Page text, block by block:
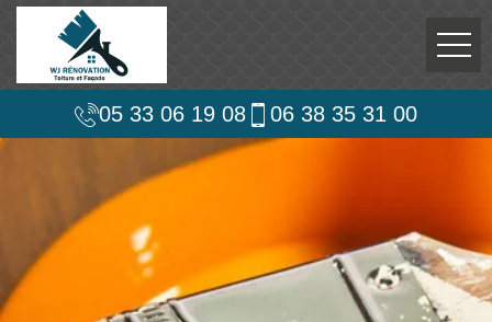
05 33 06 19 08 06 38 35 31 00